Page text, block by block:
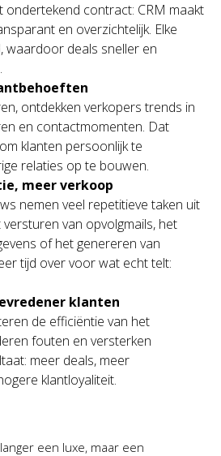
contract: CRM maakt
en overzichtelijk. Elke
waardoor deals sneller en
ontdekken verkopers trends in
en contactmomenten. Dat
klanten persoonlijk te
relaties op te bouwen.
meer verkoop
nemen veel repetitieve taken uit
van opvolgmails, het
of het genereren van
tijd over voor wat echt telt:
klanten
de efficiëntie van het
fouten en versterken
meer deals, meer
klantloyaliteit.
een luxe, maar een